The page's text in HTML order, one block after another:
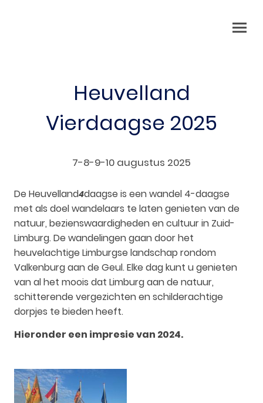
Heuvelland
Vierdaagse 2025
7-8-9-10 augustus 2025
De Heuvelland4daagse is een wandel 4-daagse
met als doel wandelaars te laten genieten van de
natuur, bezienswaardigheden en cultuur in Zuid-
Limburg. De wandelingen gaan door het
heuvelachtige Limburgse landschap rondom
Valkenburg aan de Geul. Elke dag kunt u genieten
van al het moois dat Limburg aan de natuur,
schitterende vergezichten en schilderachtige
dorpjes te bieden heeft.
Hieronder een impresie van 2024.